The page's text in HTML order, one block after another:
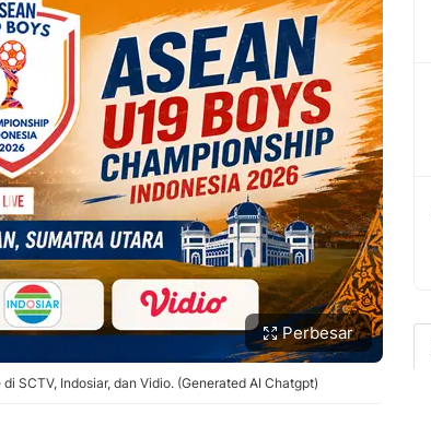
Perbesar
SCTV, Indosiar, dan Vidio. (Generated AI Chatgpt)